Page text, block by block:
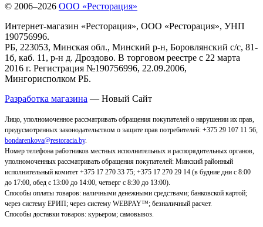
© 2006–2026 ООО «Ресторация»
Интернет-магазин «Ресторация», ООО «Ресторация», УНП
190756996.
РБ, 223053, Минская обл., Минский р-н, Боровлянский с/с, 81-
1б, каб. 11, р-н д. Дроздово. В торговом реестре с 22 марта
2016 г. Регистрация №190756996, 22.09.2006,
Мингорисполком РБ.
Разработка магазина — Новый Сайт
Лицо, уполномоченное рассматривать обращения покупателей о нарушении их прав,
предусмотренных законодательством о защите прав потребителей: +375 29 107 11 56,
bondarenkova@restoracia.by.
Номер телефона работников местных исполнительных и распорядительных органов,
уполномоченных рассматривать обращения покупателей: Минский районный
исполнительный комитет +375 17 270 33 75; +375 17 270 29 14 (в будние дни с 8:00
до 17:00, обед с 13:00 до 14:00, четверг с 8:30 до 13:00).
Способы оплаты товаров: наличными денежными средствами; банковской картой;
через систему ЕРИП; через систему WEBPAY™; безналичный расчет.
Способы доставки товаров: курьером; самовывоз.